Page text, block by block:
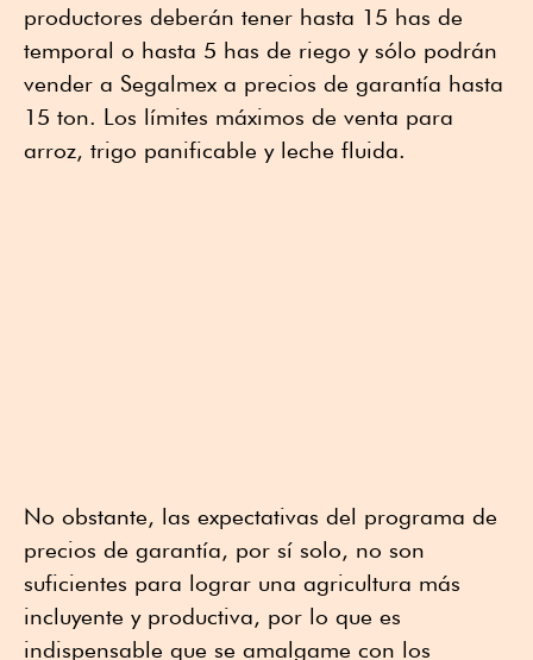
productores deberán tener hasta 15 has de
temporal o hasta 5 has de riego y sólo podrán
vender a Segalmex a precios de garantía hasta
15 ton. Los límites máximos de venta para
arroz, trigo panificable y leche fluida.
No obstante, las expectativas del programa de
precios de garantía, por sí solo, no son
suficientes para lograr una agricultura más
incluyente y productiva, por lo que es
indispensable que se amalgame con los